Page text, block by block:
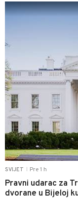
SVIJET Pre 1 h
Pravni udarac za
dvorane u Bijeloj